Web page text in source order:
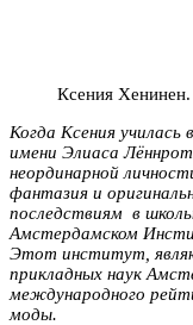
Ксения
Когда Ксения училась
имени Элиаса
неординарной
фантазия и
последствиям в
Амстердамском
Этот институт,
прикладных наук
международного
моды.